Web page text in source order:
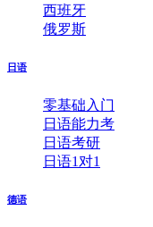
西班牙
俄罗斯
日语
零基础入门
日语能力考
日语考研
日语1对1
德语